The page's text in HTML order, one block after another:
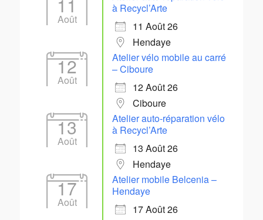
11
Août
à Recycl’Arte
11 Août 26
Hendaye
12
Août
Atelier vélo mobile au carré
– Ciboure
12 Août 26
Ciboure
13
Août
Atelier auto-réparation vélo
à Recycl’Arte
13 Août 26
Hendaye
17
Août
Atelier mobile Belcenia –
Hendaye
17 Août 26